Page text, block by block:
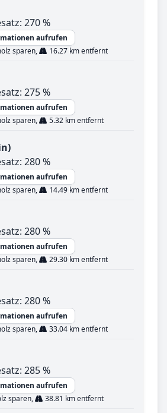
270 %
aufrufen
sparen,
16.27 km entfernt
275 %
aufrufen
sparen,
5.32 km entfernt
280 %
aufrufen
sparen,
14.49 km entfernt
280 %
aufrufen
sparen,
29.30 km entfernt
280 %
aufrufen
sparen,
33.04 km entfernt
285 %
aufrufen
sparen,
38.81 km entfernt